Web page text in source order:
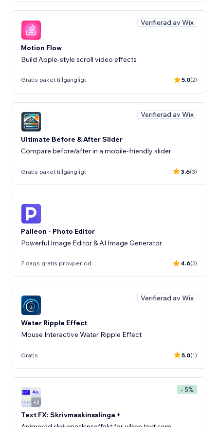
Verifierad av Wix
Motion Flow
Build Apple-style scroll video effects
Gratis paket tillgängligt 5.0(2)
Verifierad av Wix
Ultimate Before & After Slider
Compare before/after in a mobile-friendly slider
Gratis paket tillgängligt 3.6(3)
Palleon - Photo Editor
Powerful Image Editor & AI Image Generator
7 dags gratis provperiod 4.6(2)
Verifierad av Wix
Water Ripple Effect
Mouse Interactive Water Ripple Effect
Gratis 5.0(1)
- 5%
Text FX: Skrivmaskinsslinga +